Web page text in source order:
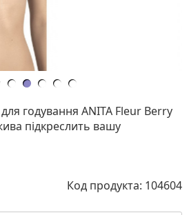
годування ANITA Fleur Berry
підкреслить вашу
Код продукта: 104604